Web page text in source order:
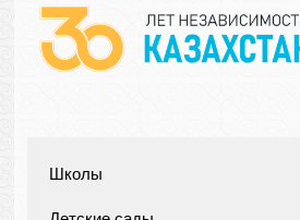
Школы